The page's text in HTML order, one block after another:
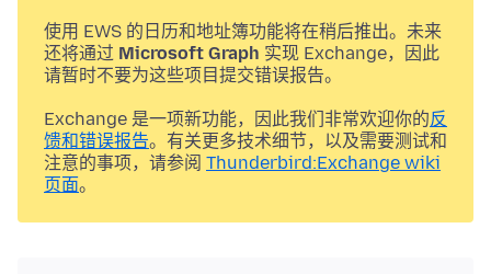
使用 EWS 的日历和地址簿功能将在稍后推出。未来
还将通过 Microsoft Graph 实现 Exchange，因此
请暂时不要为这些项目提交错误报告。
Exchange 是一项新功能，因此我们非常欢迎你的反
馈和错误报告。有关更多技术细节，以及需要测试和
注意的事项，请参阅 Thunderbird:Exchange wiki
页面。